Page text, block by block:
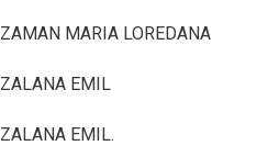
ZAMAN MARIA LOREDANA
ZALANA EMIL
ZALANA EMIL.